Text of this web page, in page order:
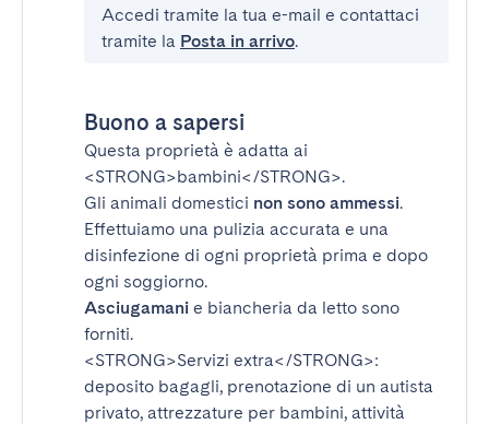
Accedi tramite la tua e-mail e contattaci
tramite la Posta in arrivo.
Buono a sapersi
Questa proprietà è adatta ai
<STRONG>bambini</STRONG>.
Gli animali domestici non sono ammessi.
Effettuiamo una pulizia accurata e una
disinfezione di ogni proprietà prima e dopo
ogni soggiorno.
Asciugamani e biancheria da letto sono
forniti.
<STRONG>Servizi extra</STRONG>:
deposito bagagli, prenotazione di un autista
privato, attrezzature per bambini, attività